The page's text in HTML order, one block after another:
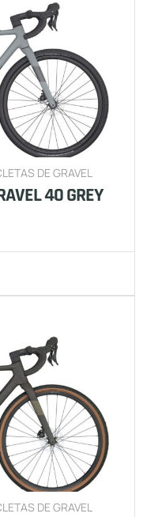
DE GRAVEL
40 GREY
DE GRAVEL